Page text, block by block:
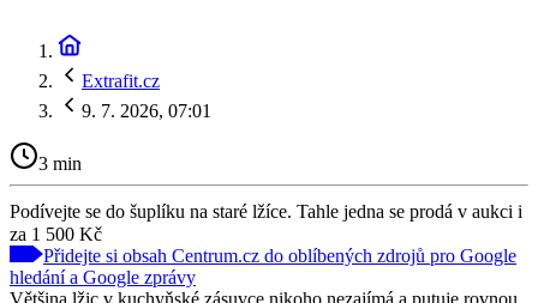
Extrafit.cz
9. 7. 2026, 07:01
3 min
Podívejte se do šuplíku na staré lžíce. Tahle jedna se prodá v aukci i
za 1 500 Kč
Přidejte si obsah Centrum.cz do oblíbených zdrojů pro Google
hledání a Google zprávy
Většina lžic v kuchyňské zásuvce nikoho nezajímá a putuje rovnou